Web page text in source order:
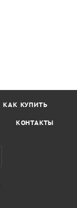
КАК КУПИТЬ
КОНТАКТЫ